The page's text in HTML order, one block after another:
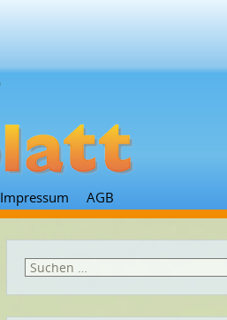
Impressum AGB
Suchen